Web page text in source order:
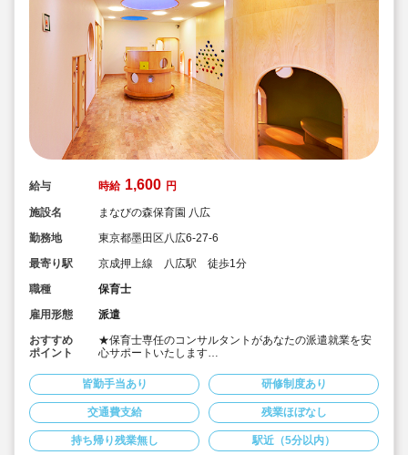
給与 時給 1,600 円
施設名
まなびの森保育園 八広
勤務地
東京都墨田区八広6-27-6
最寄り駅
京成押上線 八広駅 徒歩1分
職種
保育士
雇用形態
派遣
おすすめ
ポイント
★保育士専任のコンサルタントがあなたの派遣就業を安
心サポートいたします
★時給1,600円の求人です
皆勤手当あり 研修制度あり
交通費支給 残業ほぼなし
持ち帰り残業無し 駅近（5分以内）